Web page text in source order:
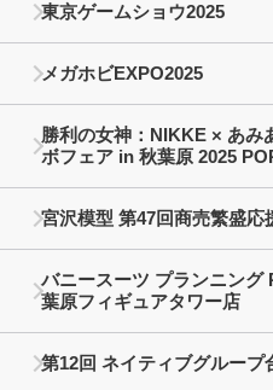
東京ゲームショウ2025
メガホビEXPO2025
勝利の女神：NIKKE × あみ
ボフェア in 秋葉原 2025
宮沢模型 第47回商売繁盛応
バニースーツ プランニング
葉原フィギュアタワー店
第12回 ネイティブグループ